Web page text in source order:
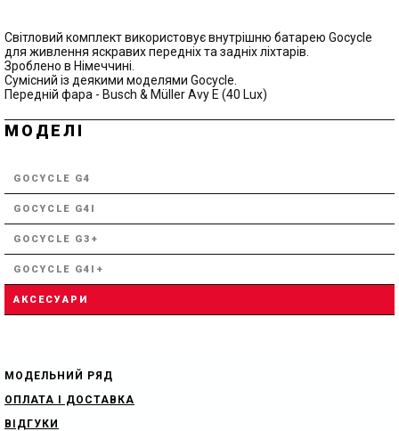
Світловий комплект використовує внутрішню батарею Gocycle
для живлення яскравих передніх та задніх ліхтарів.
Зроблено в Німеччині.
Сумісний із деякими моделями Gocycle.
Передній фара - Busch & Müller Avy E (40 Lux)
МОДЕЛІ
GOCYCLE G4
GOCYCLE G4I
GOCYCLE G3+
GOCYCLE G4I+
АКСЕСУАРИ
МОДЕЛЬНИЙ РЯД
ОПЛАТА І ДОСТАВКА
ВІДГУКИ